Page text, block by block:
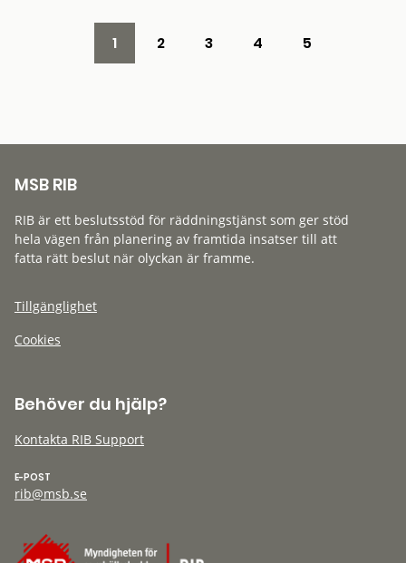
1 2 3 4 5
MSB RIB
RIB är ett beslutsstöd för räddningstjänst som ger stöd
hela vägen från planering av framtida insatser till att
fatta rätt beslut när olyckan är framme.
Tillgänglighet
Cookies
Behöver du hjälp?
Kontakta RIB Support
E-POST
rib@msb.se